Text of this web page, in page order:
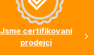
Jsme certifikovaní
prodejci